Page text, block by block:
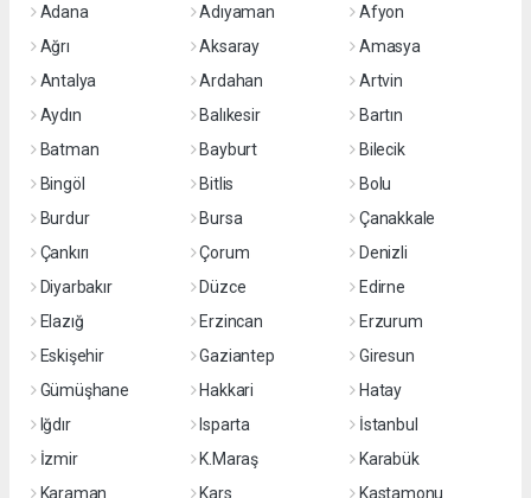
Adana Adıyaman
Afyon
Ağrı
Aksaray
Amasya
Antalya
Ardahan
Artvin
Aydın
Balıkesir
Bartın
Batman
Bayburt
Bilecik
Bingöl
Bitlis
Bolu
Burdur
Bursa
Çanakkale
Çankırı
Çorum
Denizli
Diyarbakır
Düzce
Edirne
Elazığ
Erzincan
Erzurum
Eskişehir
Gaziantep
Giresun
Gümüşhane
Hakkari
Hatay
Iğdır
Isparta
İstanbul
İzmir
K.Maraş
Karabük
Karaman
Kars
Kastamonu